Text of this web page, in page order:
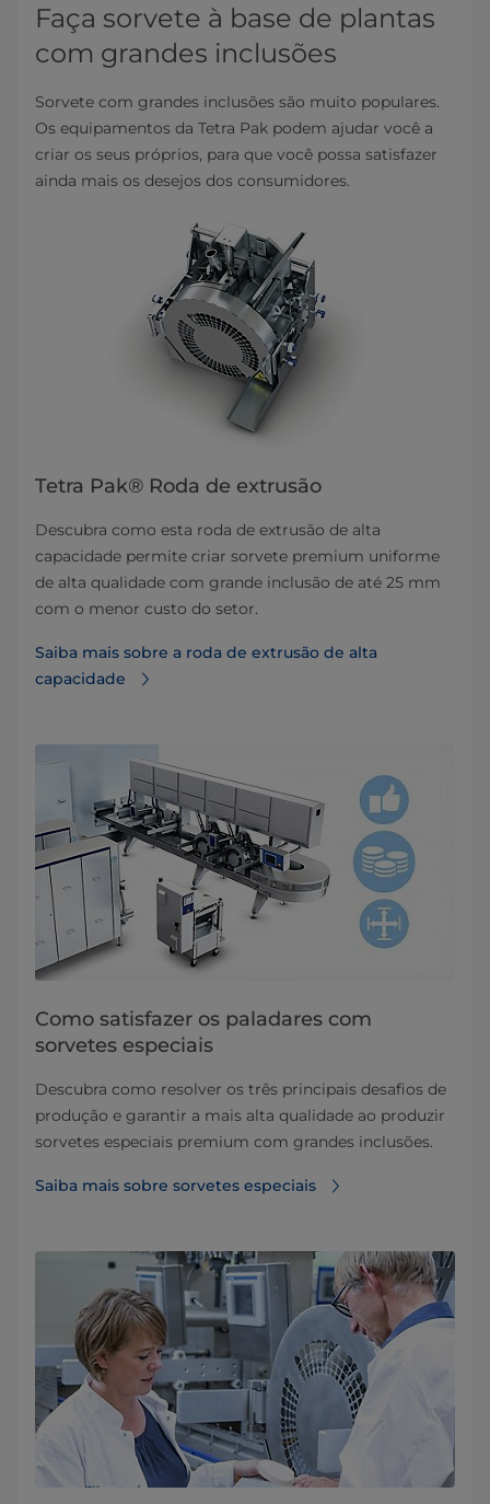
Faça sorvete à base de plantas
com grandes inclusões
Sorvete com grandes inclusões são muito populares.
Os equipamentos da Tetra Pak podem ajudar você a
criar os seus próprios, para que você possa satisfazer
ainda mais os desejos dos consumidores.
Tetra Pak® Roda de extrusão
Descubra como esta roda de extrusão de alta
capacidade permite criar sorvete premium uniforme
de alta qualidade com grande inclusão de até 25 mm
com o menor custo do setor.
Saiba mais sobre a roda de extrusão de alta
capacidade
Como satisfazer os paladares com
sorvetes especiais
Descubra como resolver os três principais desafios de
produção e garantir a mais alta qualidade ao produzir
sorvetes especiais premium com grandes inclusões.
Saiba mais sobre sorvetes especiais